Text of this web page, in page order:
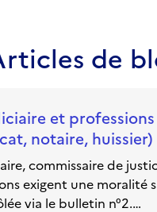
de
et
notaire, huissier)
commissaire de
exigent une moralité
via le bulletin n°2.